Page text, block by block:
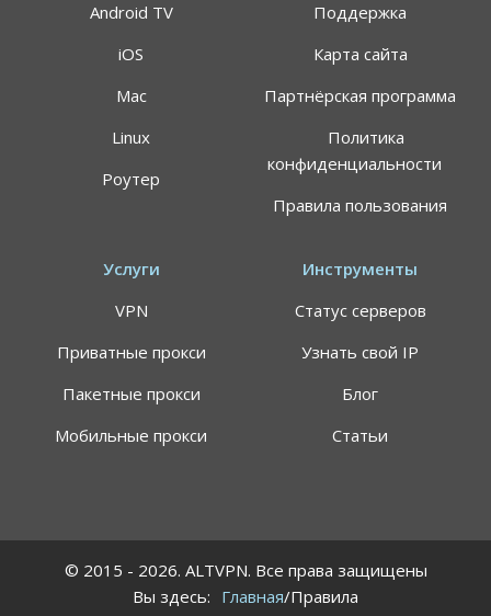
Android TV
iOS
Mac
Linux
Роутер
Поддержка
Карта сайта
Партнёрская программа
Политика
конфиденциальности
Правила пользования
Услуги
VPN
Приватные прокси
Пакетные прокси
Мобильные прокси
Инструменты
Статус серверов
Узнать свой IP
Блог
Статьи
© 2015 - 2026. ALTVPN. Все права защищены
Вы здесь: Главная/Правила